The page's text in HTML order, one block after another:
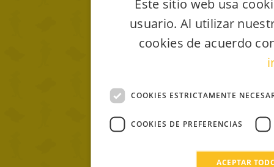
Este sitio web usa
usuario. Al utilizar
cookies de acuerdo
COOKIES ESTRICTAMENTE
COOKIES DE PREFERENCIAS
ACEPTAR